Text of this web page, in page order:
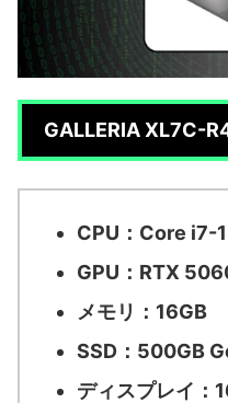
GALLERIA XL7C-
CPU：Core i7-
GPU：RTX
メモリ：16GB
SSD：500GB
ディスプレイ：